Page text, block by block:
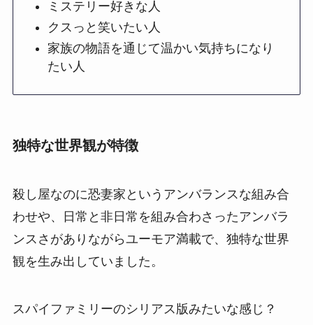
ミステリー好きな人
クスっと笑いたい人
家族の物語を通じて温かい気持ちになり
たい人
独特な世界観が特徴
殺し屋なのに恐妻家というアンバランスな組み合
わせや、日常と非日常を組み合わさったアンバラ
ンスさがありながらユーモア満載で、独特な世界
観を生み出していました。
スパイファミリーのシリアス版みたいな感じ？